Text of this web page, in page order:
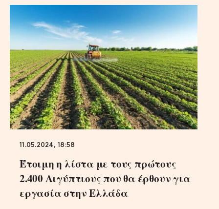
11.05.2024, 18:58
Έτοιμη η λίστα με τους πρώτους
2.400 Αιγύπτιους που θα έρθουν για
εργασία στην Ελλάδα